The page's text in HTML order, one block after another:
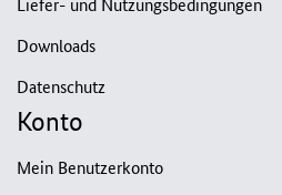
Downloads
Datenschutz
Konto
Mein Benutzerkonto